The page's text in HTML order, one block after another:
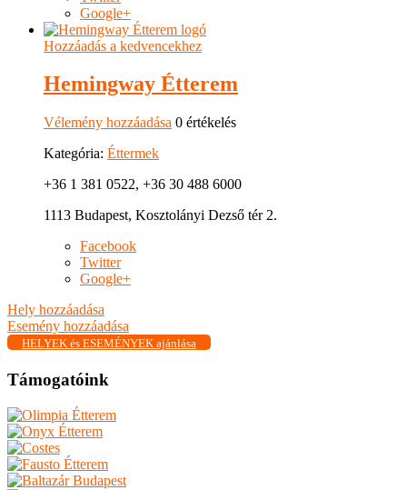
Google+
Hozzáadás a kedvencekhez
Hemingway Étterem
Vélemény hozzáadása 0 értékelés
Kategória: Éttermek
+36 1 381 0522, +36 30 488 6000
1113 Budapest, Kosztolányi Dezső tér 2.
Facebook
Twitter
Google+
Hely hozzáadása
Esemény hozzáadása
HELYEK és ESEMÉNYEK ajánlása
Támogatóink